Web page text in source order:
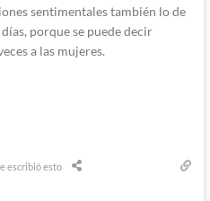
sentimentales también lo de
porque se puede decir
a las mujeres.
escribió esto